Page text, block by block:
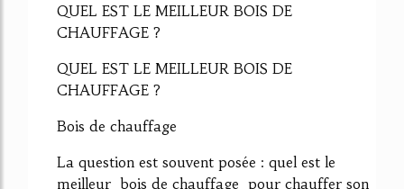
QUEL EST LE MEILLEUR BOIS DE
CHAUFFAGE ?
QUEL EST LE MEILLEUR BOIS DE
CHAUFFAGE ?
Bois de chauffage
La question est souvent posée : quel est le
meilleur bois de chauffage pour chauffer son